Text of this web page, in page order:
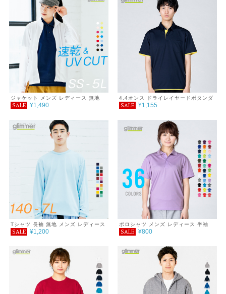
ジャケット メンズ レディース 無地
シンプル 薄手 涼しい 吸汗速乾 UVカ
ツ 羽織り カラー 紫外線対策 服 春 夏
秋 ファッション ゆったり 体型カバー
コンパクト アウトドア 海 キャンプ
スポーツ 運動会 ジム ウォーキング
SALE ％OFF glimmer グリマー ドラ
イ スタンドジップジャケット 4.4オン
SALE ¥1,490
4.4オンス ドライレイヤードボタンダ
ウンポロシャツ
SALE ¥1,155
Tシャツ 長袖 無地 メンズ レディース
キッズ 吸汗速乾 DRY シンプル 紫外
ーキング フィットネス ジム トレーニ
ング 介護 運動会 服 4.4オンス SALE
％OFF アウトドア キャンプ 海 フェ
ス キャンプ レジャー 春 夏 秋 冬 秋
ファッション GLIMMER グリマー ド
ライロングスリーブTシャツ
SALE ¥1,200
ポロシャツ メンズ レディース 半袖
4.4オンス ドライポロシャツ 120～
SALE ¥800